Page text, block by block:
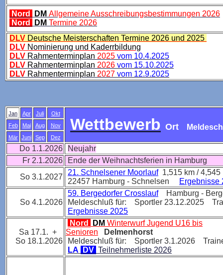
Nord DM Allgemeine Ausschreibungsbestimmungen 2026
Nord
DM Termine 2026
DLV Deutsche Meisterschaften Termine 2026 und 2025
DLV Nominierung und Kaderrbildung
DLV Rahmenterminplan 2025 vom 10.4.2025
DLV Rahmenterminplan 2026 vom 15.10.2025
DLV Rahmenterminplan 2027 vom 12.9.2025
Jan Apr Juli Okt
Wettbewerb Ort
Feb Mai Aug
Nov
Mär
Juni Sep Dez
Do 1.1.2026
Neujahr
Fr 2.1.2026
Ende der Weihnachtsferien in Hamburg
So 3.1.2027
21. Schnelsener Moorlauf 1,515 km / 4,545
22457 Hamburg - Schnelsen Ergebnisse
So 4.1.2026
59. Bergedorfer CrosslaufHamburg -
Meldeschluß für: Sportler 23.12.2025
Ergebnisse 2025
Sa 17.1. +
So 18.1.2026
Nord DM Winterwurf Jugend U16 bis
Senioren
Delmenhorst
Meldeschluß für: Sportler 3.1.2026
LA
DV Teilnehmerliste 2026